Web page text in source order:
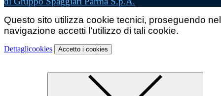
Questo sito utilizza cookie tecnici, proseguendo
navigazione accetti l’utilizzo di tali cookie.
Dettaglicookies Accetto i cookies